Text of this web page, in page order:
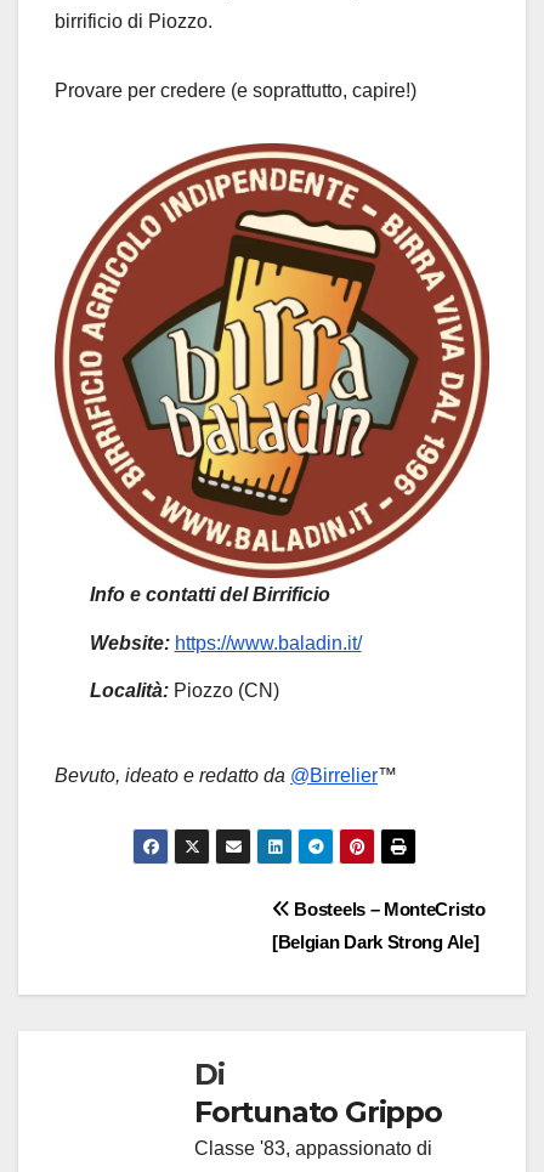
birrificio di Piozzo.
Provare per credere (e soprattutto, capire!)
Info e contatti del Birrificio
Website: https://www.baladin.it/
Località:Piozzo (CN)
Bevuto, ideato e redatto da @Birrelier™
Navigazione
Bosteels – MonteCristo
[Belgian Dark Strong Ale]
Di
Fortunato Grippo
Classe '83, appassionato di